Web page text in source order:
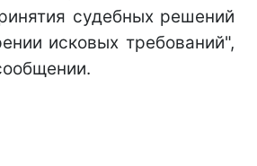
судебных решений
исковых требований",